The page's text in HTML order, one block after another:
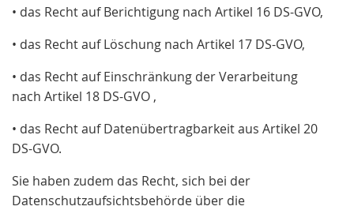
• das Recht auf Berichtigung nach Artikel 16 DS-GVO,
• das Recht auf Löschung nach Artikel 17 DS-GVO,
• das Recht auf Einschränkung der Verarbeitung
nach Artikel 18 DS-GVO ,
• das Recht auf Datenübertragbarkeit aus Artikel 20
DS-GVO.
Sie haben zudem das Recht, sich bei der
Datenschutzaufsichtsbehörde über die